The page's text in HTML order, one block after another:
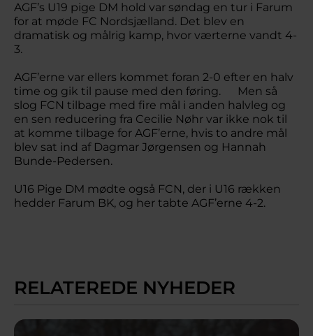
AGF’s U19 pige DM hold var søndag en tur i Farum
for at møde FC Nordsjælland. Det blev en
dramatisk og målrig kamp, hvor værterne vandt 4-
3.
AGF’erne var ellers kommet foran 2-0 efter en halv
time og gik til pause med den føring. Men så
slog FCN tilbage med fire mål i anden halvleg og
en sen reducering fra Cecilie Nøhr var ikke nok til
at komme tilbage for AGF’erne, hvis to andre mål
blev sat ind af Dagmar Jørgensen og Hannah
Bunde-Pedersen.
U16 Pige DM mødte også FCN, der i U16 rækken
hedder Farum BK, og her tabte AGF’erne 4-2.
RELATEREDE NYHEDER